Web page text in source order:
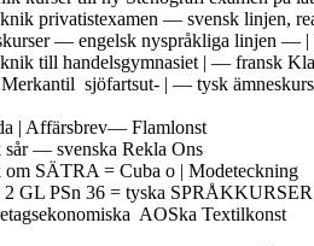
privatistexamen — svensk linjen,
— engelsk nyspråkliga linjen — |
till handelsgymnasiet | — fransk
sjöfartsut- | — tysk
| Affärsbrev— Flamlonst
— svenska Rekla Ons
SÄTRA = Cuba o | Modeteckning
GL PSn 36 = tyska SPRÅKKURSER
AOSka Textilkonst